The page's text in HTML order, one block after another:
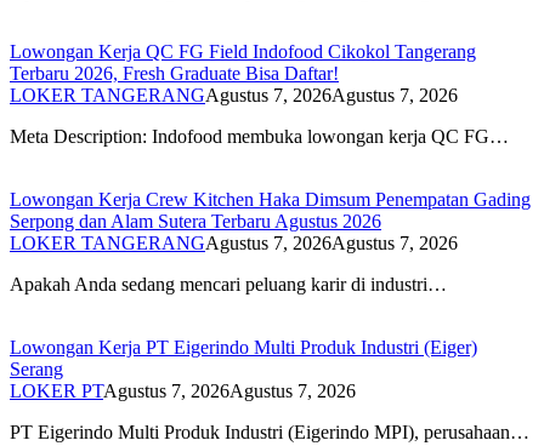
Lowongan Kerja QC FG Field Indofood Cikokol Tangerang
Terbaru 2026, Fresh Graduate Bisa Daftar!
LOKER TANGERANGAgustus 7, 2026Agustus 7, 2026
Meta Description: Indofood membuka lowongan kerja QC FG…
Lowongan Kerja Crew Kitchen Haka Dimsum Penempatan Gading
Serpong dan Alam Sutera Terbaru Agustus 2026
LOKER TANGERANGAgustus 7, 2026Agustus 7, 2026
Apakah Anda sedang mencari peluang karir di industri…
Lowongan Kerja PT Eigerindo Multi Produk Industri (Eiger)
Serang
LOKER PTAgustus 7, 2026Agustus 7, 2026
PT Eigerindo Multi Produk Industri (Eigerindo MPI), perusahaan…